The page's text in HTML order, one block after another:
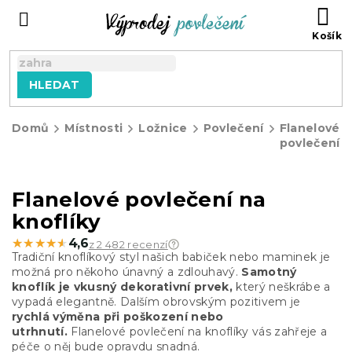
HLEDAT
Domů Místnosti Ložnice Povlečení
Flanelové
povlečení
Flanelové povlečení na
knoflíky
★★★★★
★★★★★ 4,6z 2 482 recenzí
Tradiční knoflíkový styl našich babiček nebo maminek je
možná pro někoho únavný a zdlouhavý. Samotný
knoflík je vkusný dekorativní prvek, který neškrábe a
vypadá elegantně. Dalším obrovským pozitivem je
rychlá výměna při poškození nebo
utrhnutí. Flanelové povlečení na knoflíky vás zahřeje a
péče o něj bude opravdu snadná.